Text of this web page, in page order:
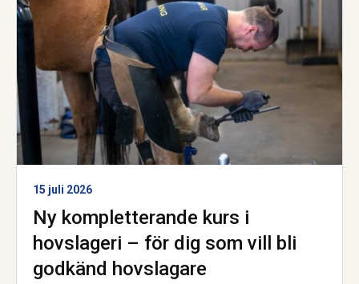
15 juli 2026
Ny kompletterande kurs i
hovslageri – för dig som vill bli
godkänd hovslagare